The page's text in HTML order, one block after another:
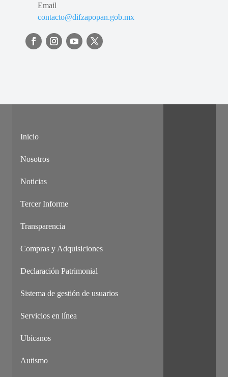
Email
contacto@difzapopan.gob.mx
Inicio
Nosotros
Noticias
Tercer Informe
Transparencia
Compras y Adquisiciones
Declaración Patrimonial
Sistema de gestión de usuarios
Servicios en línea
Ubícanos
Autismo